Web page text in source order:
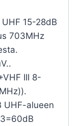
15-28dB
703MHz
III 8-
UHF-alueen